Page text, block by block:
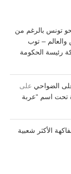
تونس بالرغم من
والعالم – توب
رئيسة الحكومة
الضواحي على
تحت اسم “عربة
الأكثر شعبية